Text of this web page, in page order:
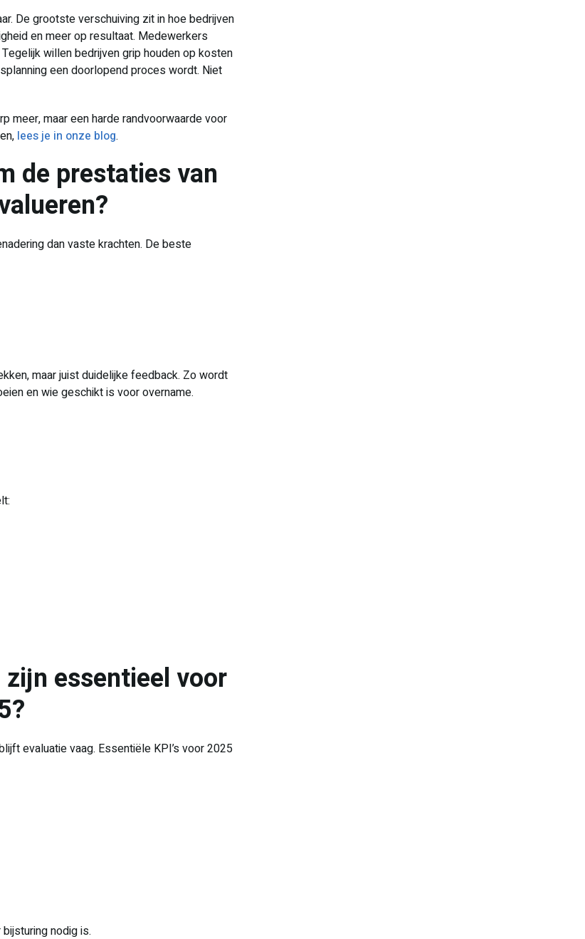
De grootste verschuiving zit in hoe bedrijven
en meer op resultaat. Medewerkers
willen bedrijven grip houden op kosten
een doorlopend proces wordt. Niet
meer, maar een harde randvoorwaarde voor
lees je in onze blog.
de prestaties van
dan vaste krachten. De beste
maar juist duidelijke feedback. Zo wordt
en wie geschikt is voor overname.
essentieel voor
evaluatie vaag. Essentiële KPI’s voor 2025
nodig is.